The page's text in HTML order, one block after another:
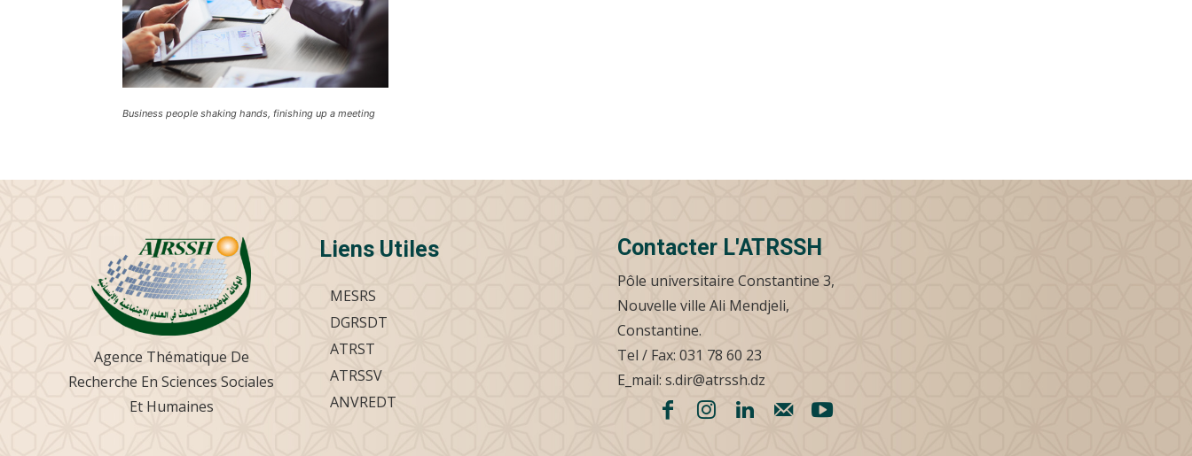
Business people shaking hands, finishing up a meeting
Agence Thématique De
Recherche En Sciences Sociales
Et Humaines
Liens Utiles
MESRS
DGRSDT
ATRST
ATRSSV
ANVREDT
Contacter L'ATRSSH
Pôle universitaire Constantine 3,
Nouvelle ville Ali Mendjeli,
Constantine.
Tel / Fax: 031 78 60 23
E_mail: s.dir@atrssh.dz